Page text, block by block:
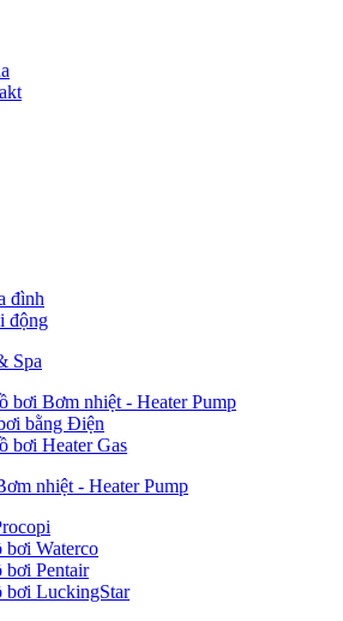
đình
động
Spa
bơi Bơm nhiệt - Heater Pump
bằng Điện
bơi Heater Gas
nhiệt - Heater Pump
bơi Waterco
bơi Pentair
bơi LuckingStar